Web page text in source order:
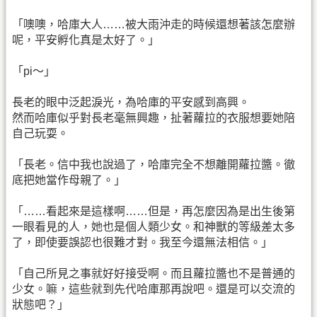
「噢噢，哈庫大人……被大雨沖走的時候還想著該怎麼辦
呢，平安孵化真是太好了。」
「pi～」
長老的眼中泛起淚光，為哈庫的平安感到高興。
然而哈庫似乎對長老毫無興趣，扯著蘿拉的衣服想要她陪
自己玩耍。
「長老。信中我也說過了，哈庫完全不想離開蘿拉醬。徹
底把她當作母親了。」
「……看起來是這樣啊……但是，再怎麼因為是出生後第
一眼看見的人，她也是個人類少女。和神獸的等級差太多
了，即使要誤認也很難才對。我至今還無法相信。」
「自己所見之事就好好接受啊。而且蘿拉醬也不是普通的
少女。嘛，這些就到先代哈庫那再說吧。還是可以交流的
狀態吧？」